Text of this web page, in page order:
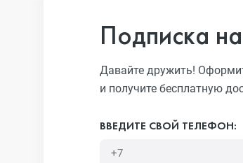
Подписка
Давайте дружить!
и получите бесплатную
ВВЕДИТЕ СВОЙ ТЕЛЕФОН: